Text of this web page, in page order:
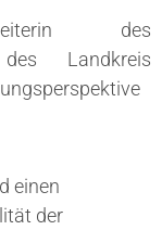
des
Landkreis
einen
der